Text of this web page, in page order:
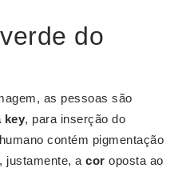
do
as pessoas são
key, para inserção do
contém pigmentação
justamente, a cor oposta ao